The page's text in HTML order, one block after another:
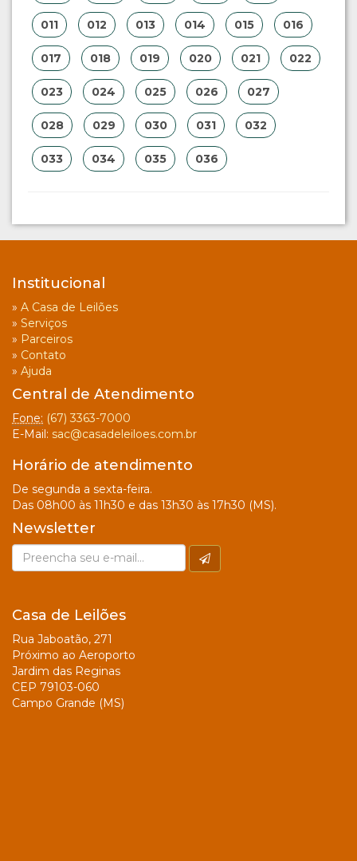
011 012 013 014 015 016
017 018 019 020 021 022
023 024 025 026 027
028 029 030 031 032
033 034 035 036
Institucional
» A Casa de Leilões
» Serviços
» Parceiros
» Contato
» Ajuda
Central de Atendimento
Fone: (67) 3363-7000
E-Mail: sac@casadeleiloes.com.br
Horário de atendimento
De segunda a sexta-feira.
Das 08h00 às 11h30 e das 13h30 às 17h30 (MS).
Newsletter
Casa de Leilões
Rua Jaboatão, 271
Próximo ao Aeroporto
Jardim das Reginas
CEP 79103-060
Campo Grande (MS)